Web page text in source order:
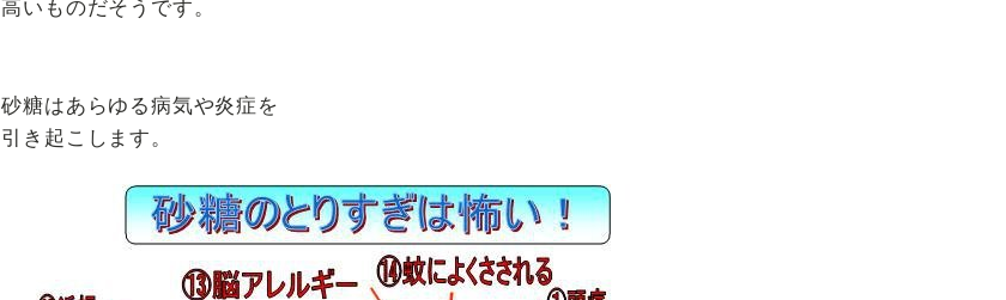
砂糖はあらゆる病気や炎症を
引き起こします。